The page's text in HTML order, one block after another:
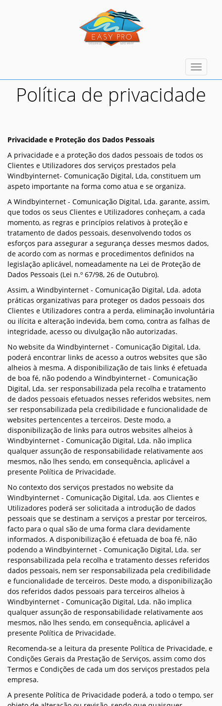
Toggle
Política de privacidade
Privacidade e Proteção dos Dados Pessoais
A privacidade e a proteção dos dados pessoais de todos os
Clientes e Utilizadores dos serviços prestados pela
Windbyinternet- Comunicação Digital, Lda, constituem um
aspeto importante na forma como atua e se organiza.
A Windbyinternet - Comunicação Digital, Lda. garante, assim,
que todos os seus Clientes e Utilizadores conheçam, a cada
momento, as regras e princípios relativos à proteção e
tratamento de dados pessoais, desenvolvendo todos os
esforços para assegurar a segurança desses mesmos dados,
de acordo com as normas e procedimentos definidos na
legislação aplicável, nomeadamente na Lei de Proteção de
Dados Pessoais (Lei n.º 67/98, 26 de Outubro).
Assim, a Windbyinternet - Comunicação Digital, Lda. adota
práticas organizativas para proteger os dados pessoais dos
Clientes e Utilizadores contra a perda, eliminação involuntária
ou ilícita e alteração indevida, bem como, contra as falhas de
integridade, acesso ou divulgação não autorizadas.
No website da Windbyinternet - Comunicação Digital, Lda.
poderá encontrar links de acesso a outros websites que são
alheios à mesma. A disponibilização de tais links é efetuada
de boa fé, não podendo a Windbyinternet - Comunicação
Digital, Lda. ser responsabilizada pela recolha e tratamento
de dados pessoais efetuados nesses referidos websites, nem
ser responsabilizada pela credibilidade e funcionalidade de
websites pertencentes a terceiros. Deste modo, a
disponibilização de links para outros websites alheios à
Windbyinternet - Comunicação Digital, Lda. não implica
qualquer assunção de responsabilidade relativamente aos
mesmos, não lhes sendo, em consequência, aplicável a
presente Política de Privacidade.
No contexto dos serviços prestados no website da
Windbyinternet - Comunicação Digital, Lda. aos Clientes e
Utilizadores poderá ser solicitada a introdução de dados
pessoais que se destinam a serviços a prestar por terceiros,
facto para o qual são de uma forma clara devidamente
informados. A disponibilização é efetuada de boa fé, não
podendo a Windbyinternet - Comunicação Digital, Lda. ser
responsabilizada pela recolha e tratamento desses referidos
dados pessoais, nem ser responsabilizada pela credibilidade
e funcionalidade de terceiros. Deste modo, a disponibilização
dos referidos dados pessoais para terceiros alheios à
Windbyinternet - Comunicação Digital, Lda. não implica
qualquer assunção de responsabilidade relativamente aos
mesmos, não lhes sendo, em consequência, aplicável a
presente Política de Privacidade.
Recomenda-se a leitura da presente Política de Privacidade, e
Condições Gerais da Prestação de Serviços, assim como dos
Termos e Condições de cada um dos serviços prestados pela
empresa.
A presente Política de Privacidade poderá, a todo o tempo, ser